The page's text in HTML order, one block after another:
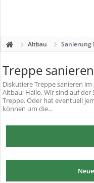
Altbau Sanierung
Treppe sanieren
DiskutiereTreppe sanieren im
Altbau; Hallo, Wir sind auf
Treppe. Oder hat eventuell
können um die...